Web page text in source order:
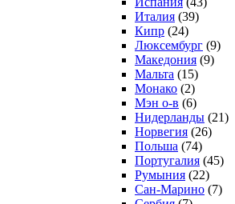
Италия (39)
Кипр (24)
Люксембург (9)
Македония (9)
Мальта (15)
Монако (2)
Мэн о-в (6)
Нидерланды (21)
Норвегия (26)
Польша (74)
Португалия (45)
Румыния (22)
Сан-Марино (7)